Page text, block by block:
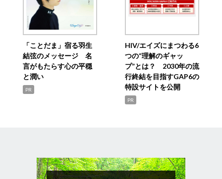
「ことだま」宿る羽生
結弦のメッセージ 名
言がもたらす心の平穏
と潤い
PR
HIV/エイズにまつわる6
つの“理解のギャッ
プ”とは？ 2030年の流
行終結を目指すGAP6の
特設サイトを公開
PR